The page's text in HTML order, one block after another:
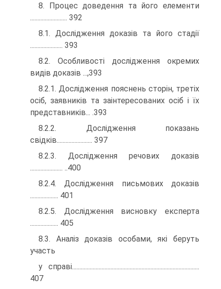
8. Процес доведення та його елементи
......................... 392
8.1. Дослідження доказів та його стадії
...................... 393
8.2. Особливості дослідження окремих
видів доказів ...,393
8.2.1. Дослідження пояснень сторін, третіх
осіб, заявників та заінтересованих осіб і їх
представників... .393
8.2.2. Дослідження показань
свідків........................ 397
8.2.3. Дослідження речових доказів
...................... ..400
8.2.4. Дослідження письмових доказів
................... 401
8.2.5. Дослідження висновку експерта
................... 405
8.3. Аналіз доказів особами, які беруть
участь
у справі......................................................................................
407